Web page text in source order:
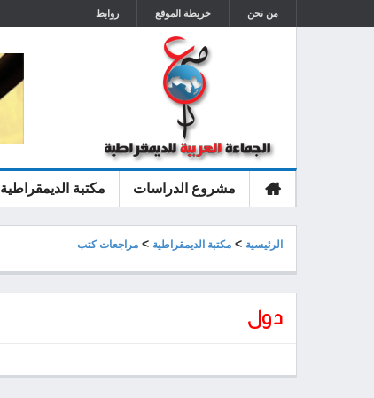
من نحن خريطة الموقع روابط
الرئيسية
مشروع الدراسات مكتبة الديمقراطية
الرئيسية > مكتبة الديمقراطية > مراجعات كتب
دول